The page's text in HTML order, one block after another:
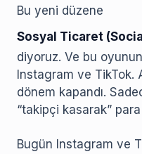
Bu yeni düzene
Sosyal Ticaret
diyoruz. Ve bu
Instagram ve TikTok.
dönem kapandı.
“takipçi kasarak”
Bugün Instagram ve